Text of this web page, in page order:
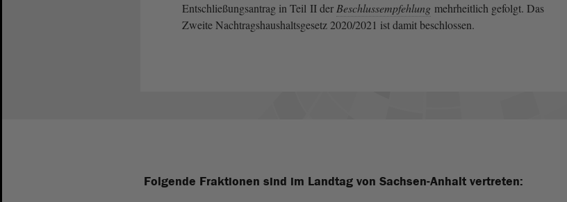
Entschließungsantrag in Teil II derBeschlussempfehlung mehrheitlich gefolgt. Das
Zweite Nachtragshaushaltsgesetz 2020/2021 ist damit beschlossen.
Folgende Fraktionen sind im Landtag von Sachsen-Anhalt vertreten: